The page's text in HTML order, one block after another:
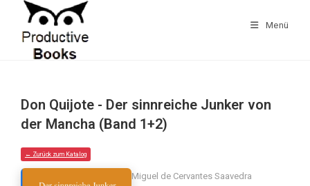
springen
Menü
Don Quijote - Der sinnreiche Junker von
der Mancha (Band 1+2)
← Zurück zum Katalog
Miguel de Cervantes Saavedra